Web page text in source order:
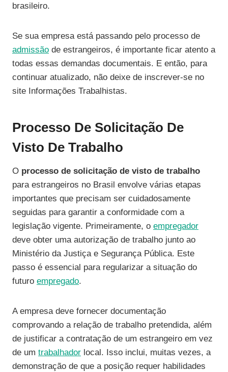
brasileiro.
Se sua empresa está passando pelo processo de
admissão de estrangeiros, é importante ficar atento a
todas essas demandas documentais. E então, para
continuar atualizado, não deixe de inscrever-se no
site Informações Trabalhistas.
Processo De Solicitação De
Visto De Trabalho
O processo de solicitação de visto de trabalho
para estrangeiros no Brasil envolve várias etapas
importantes que precisam ser cuidadosamente
seguidas para garantir a conformidade com a
legislação vigente. Primeiramente, o empregador
deve obter uma autorização de trabalho junto ao
Ministério da Justiça e Segurança Pública. Este
passo é essencial para regularizar a situação do
futuro empregado.
A empresa deve fornecer documentação
comprovando a relação de trabalho pretendida, além
de justificar a contratação de um estrangeiro em vez
de um trabalhador local. Isso inclui, muitas vezes, a
demonstração de que a posição requer habilidades